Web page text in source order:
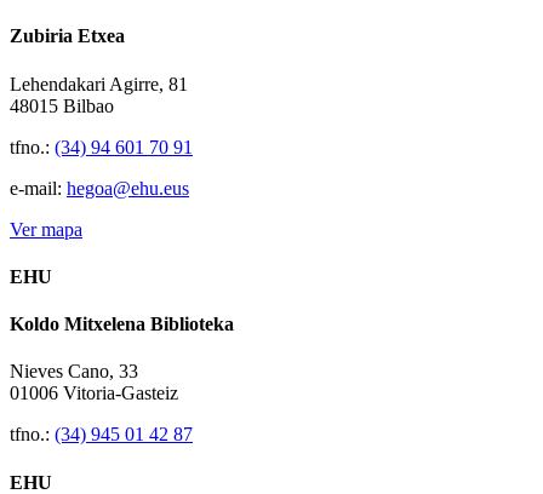
Zubiria Etxea
Lehendakari Agirre, 81
48015 Bilbao
tfno.: (34) 94 601 70 91
e-mail: hegoa@ehu.eus
Ver mapa
EHU
Koldo Mitxelena Biblioteka
Nieves Cano, 33
01006 Vitoria-Gasteiz
tfno.: (34) 945 01 42 87
EHU